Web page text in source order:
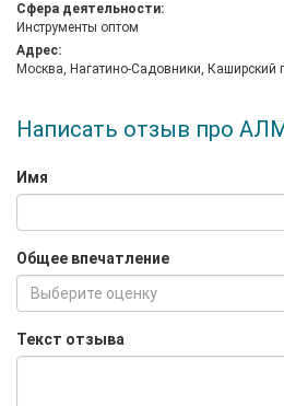
Сфера деятельности:
Инструменты оптом
Адрес:
Москва, Нагатино-Садовники, Каширский
Написать отзыв про
Имя
Общее впечатление
Выберите оценку
Текст отзыва